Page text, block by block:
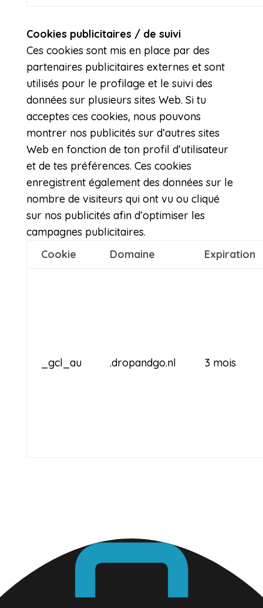
Cookies publicitaires / de suivi
Ces cookies sont mis en place par des
partenaires publicitaires externes et sont
utilisés pour le profilage et le suivi des
données sur plusieurs sites Web. Si tu
acceptes ces cookies, nous pouvons
montrer nos publicités sur d’autres sites
Web en fonction de ton profil d’utilisateur
et de tes préférences. Ces cookies
enregistrent également des données sur le
nombre de visiteurs qui ont vu ou cliqué
sur nos publicités afin d’optimiser les
campagnes publicitaires.
Cookie
Domaine Expiration
_gcl_au .dropandgo.nl 3 mois